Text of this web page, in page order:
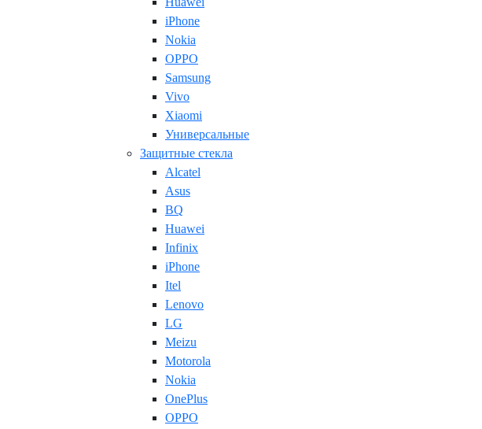
iPhone
Nokia
OPPO
Samsung
Vivo
Xiaomi
Универсальные
Защитные стекла
Alcatel
Asus
BQ
Huawei
Infinix
iPhone
Itel
Lenovo
LG
Meizu
Motorola
Nokia
OnePlus
OPPO